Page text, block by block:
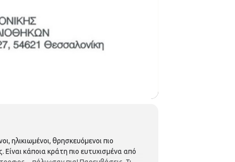
ηλικιωμένοι, θρησκευόμενοι πιο
Είναι κάποια κράτη πιο ευτυχισμένα από